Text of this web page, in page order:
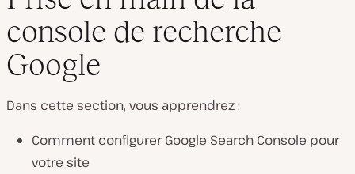
console de recherche
Google
Dans cette section, vous apprendrez :
Comment configurer Google Search Console pour
votre site